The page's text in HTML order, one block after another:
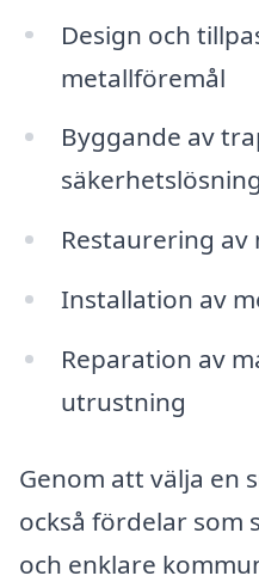
Design och
metallföremål
Byggande av
Restaurering
Installation av
Reparation av
utrustning
Genom att välja en
också fördelar som
och enklare